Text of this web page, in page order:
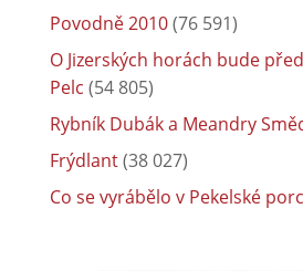
Povodně 2010(76 591)
O Jizerských horách bude
Pelc (54 805)
Rybník Dubák a Meandry
Frýdlant(38 027)
Co se vyrábělo v Pekelské